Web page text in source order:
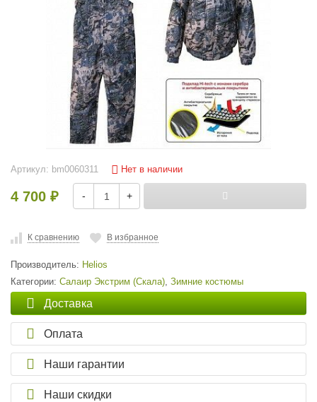
Артикул: bm0060311 Нет в наличии
4 700 ₽ - +
К сравнению В избранное
Производитель: Helios
Категории: Салаир Экстрим (Скала), Зимние костюмы
Доставка
Оплата
Наши гарантии
Наши скидки